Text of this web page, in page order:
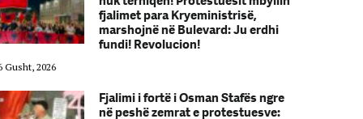
fjalimet para Kryeministrisë,
marshojnë në Bulevard: Ju erdhi
fundi! Revolucion!
Gusht, 2026
Fjalimi i fortë i Osman Stafës ngre
në peshë zemrat e protestuesve: